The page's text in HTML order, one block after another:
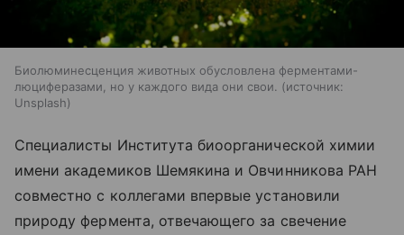
Биолюминесценция животных обусловлена ферментами-
люциферазами, но у каждого вида они свои.
источник:
Unsplash
Специалисты Института биоорганической химии
имени академиков Шемякина и Овчинникова РАН
совместно с коллегами впервые установили
природу фермента, отвечающего за свечение